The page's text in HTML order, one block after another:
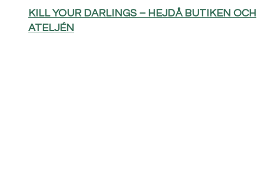
KILL YOUR DARLINGS – HEJDÅ BUTIKEN OCH
ATELJÉN